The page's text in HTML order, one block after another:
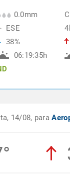
0.0mm
ESE
38%
06:19:35h
14/08, para